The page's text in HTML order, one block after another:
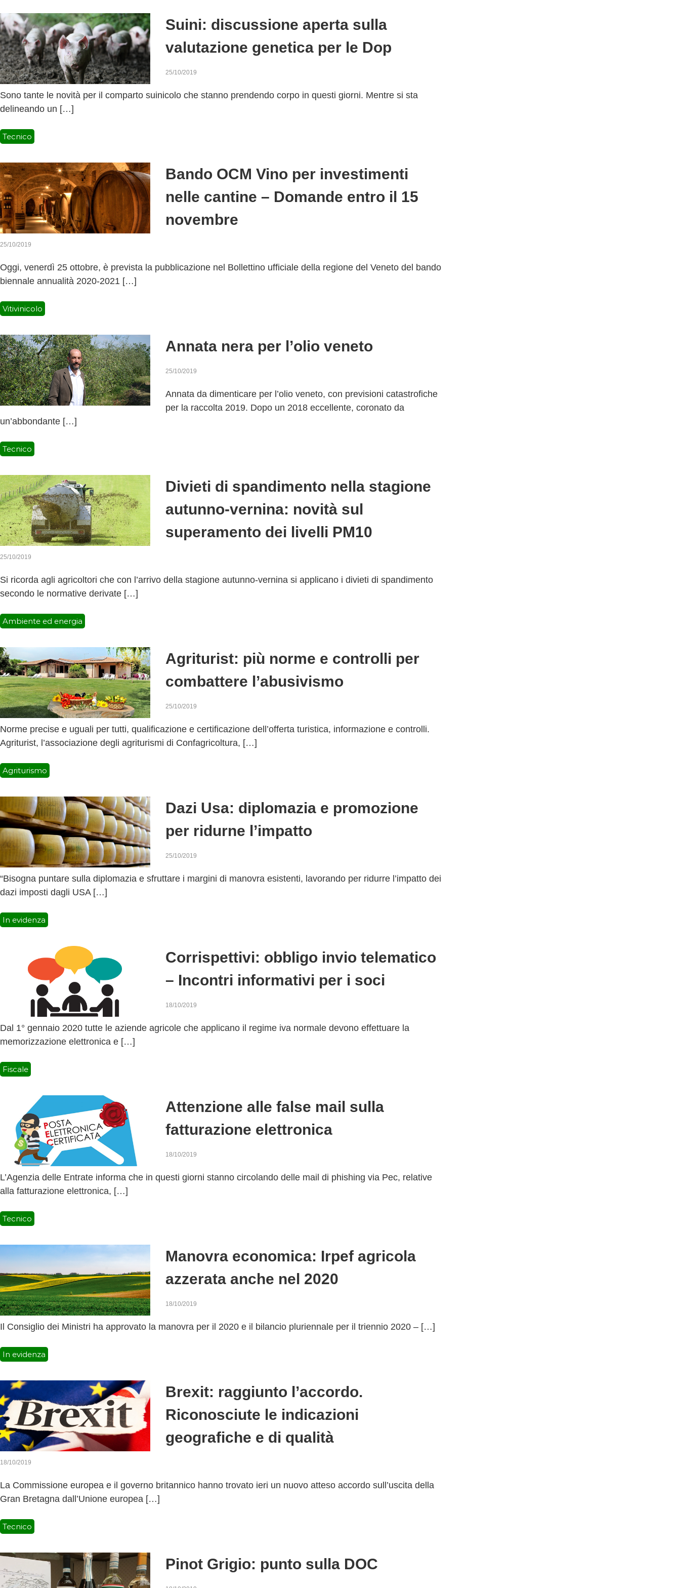
v
a
Suini: discussione aperta sulla
valutazione genetica per le Dop
25/10/2019
Sono tante le novità per il comparto suinicolo che stanno prendendo corpo in questi giorni. Mentre si sta
delineando un […]
Tecnico
Bando OCM Vino per investimenti
nelle cantine – Domande entro il 15
novembre
25/10/2019
Oggi, venerdì 25 ottobre, è prevista la pubblicazione nel Bollettino ufficiale della regione del Veneto del bando
biennale annualità 2020-2021 […]
Vitivinicolo
Annata nera per l’olio veneto
25/10/2019
Annata da dimenticare per l’olio veneto, con previsioni catastrofiche
per la raccolta 2019. Dopo un 2018 eccellente, coronato da
un’abbondante […]
Tecnico
Divieti di spandimento nella stagione
autunno-vernina: novità sul
superamento dei livelli PM10
25/10/2019
Si ricorda agli agricoltori che con l’arrivo della stagione autunno-vernina si applicano i divieti di spandimento
secondo le normative derivate […]
Ambiente ed energia
Agriturist: più norme e controlli per
combattere l’abusivismo
25/10/2019
Norme precise e uguali per tutti, qualificazione e certificazione dell’offerta turistica, informazione e controlli.
Agriturist, l’associazione degli agriturismi di Confagricoltura, […]
Agriturismo
Dazi Usa: diplomazia e promozione
per ridurne l’impatto
25/10/2019
“Bisogna puntare sulla diplomazia e sfruttare i margini di manovra esistenti, lavorando per ridurre l’impatto dei
dazi imposti dagli USA […]
In evidenza
Corrispettivi: obbligo invio telematico
– Incontri informativi per i soci
18/10/2019
Dal 1° gennaio 2020 tutte le aziende agricole che applicano il regime iva normale devono effettuare la
memorizzazione elettronica e […]
Fiscale
Attenzione alle false mail sulla
fatturazione elettronica
18/10/2019
L’Agenzia delle Entrate informa che in questi giorni stanno circolando delle mail di phishing via Pec, relative
alla fatturazione elettronica, […]
Tecnico
Manovra economica: Irpef agricola
azzerata anche nel 2020
18/10/2019
Il Consiglio dei Ministri ha approvato la manovra per il 2020 e il bilancio pluriennale per il triennio 2020 – […]
In evidenza
Brexit: raggiunto l’accordo.
Riconosciute le indicazioni
geografiche e di qualità
18/10/2019
La Commissione europea e il governo britannico hanno trovato ieri un nuovo atteso accordo sull’uscita della
Gran Bretagna dall’Unione europea […]
Tecnico
Pinot Grigio: punto sulla DOC